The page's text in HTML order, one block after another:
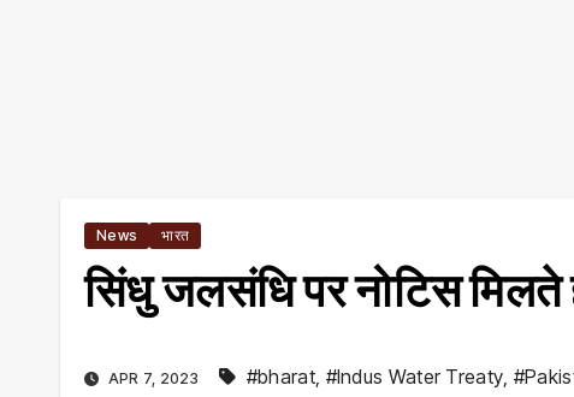
News भारत
सिंधु जलसंधि पर नोटिस मिलते
APR 7, 2023 #bharat, #Indus Water Treaty,